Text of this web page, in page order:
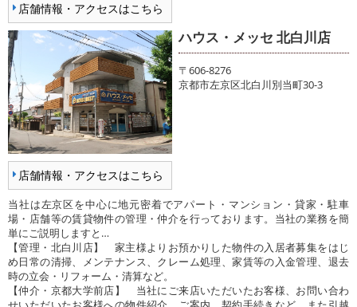
店舗情報・アクセスはこちら
店舗情報・アクセスはこちら
ハウス・メッセ 北白川店
〒606-8276
京都市左京区北白川別当町30-3
当社は左京区を中心に地元密着でアパート・マンション・貸家・駐車
場・店舗等の賃貸物件の管理・仲介を行っております。当社の業務を簡
単にご説明しますと…
【管理・北白川店】 家主様よりお預かりした物件の入居者募集をはじ
め日常の清掃、メンテナンス、クレーム処理、家賃等の入金管理、退去
時の立会・リフォーム・清算など。
【仲介・京都大学前店】 当社にご来店いただいたお客様、お問い合わ